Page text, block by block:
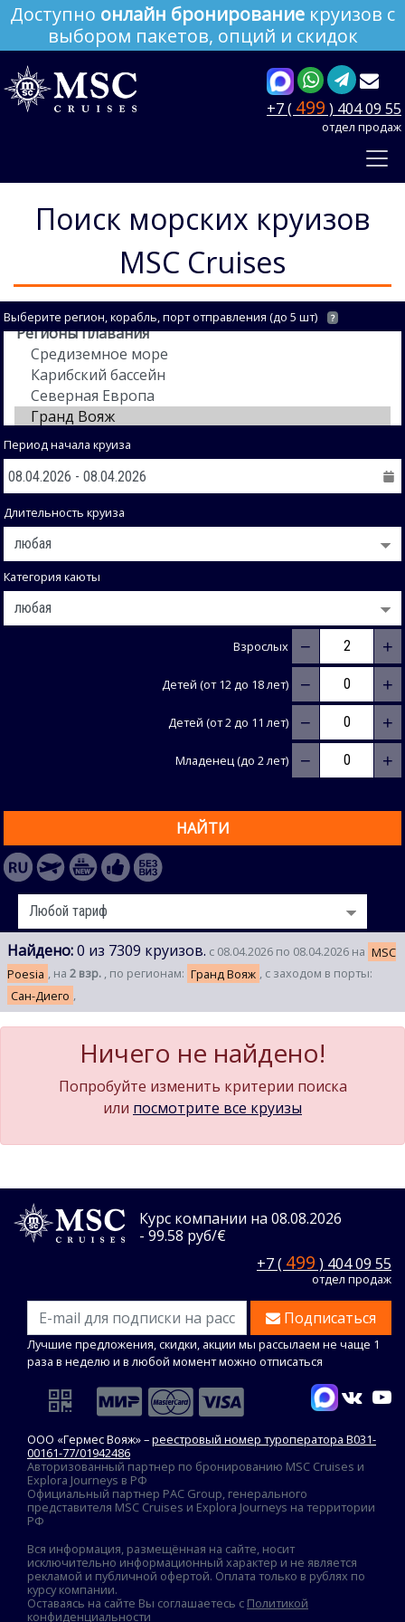
Доступно онлайн бронирование круизов с
выбором пакетов, опций и скидок
+7 ( 499 ) 404 09 55
отдел продаж
Поиск морских круизов
MSC Cruises
Выберите регион, корабль, порт отправления (до 5 шт) ?
Период начала круиза
Длительность круиза
Категория каюты
Взрослых − +
Детей (от 12 до 18 лет) − +
Детей (от 2 до 11 лет) − +
Младенец (до 2 лет) − +
НАЙТИ
Найдено:0 из 7309 круизов. с 08.04.2026 по 08.04.2026 на MSC
Poesia , на 2 взр. , по регионам: Гранд Вояж , с заходом в порты:
Сан-Диего ,
Ничего не найдено!
Попробуйте изменить критерии поиска
или посмотрите все круизы
Курс компании на 08.08.2026
- 99.58 руб/€
+7 ( 499 ) 404 09 55
отдел продаж
Подписаться
Лучшие предложения, скидки, акции мы рассылаем не чаще 1
раза в неделю и в любой момент можно отписаться
ООО «Гермес Вояж» –реестровый номер туроператора В031-
00161-77/01942486
Авторизованный партнер по бронированию MSC Cruises и
Explora Journeys в РФ
Официальный партнер PAC Group, генерального
представителя MSC Cruises и Explora Journeys на территории
РФ
Вся информация, размещённая на сайте, носит
исключительно информационный характер и не является
рекламой и публичной офертой. Оплата только в рублях по
курсу компании.
Оставаясь на сайте Вы соглашаетесь с Политикой
конфиденциальности